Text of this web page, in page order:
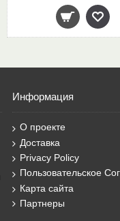
Информация
О проекте
Доставка
Privacy Policy
Пользовательское
Карта сайта
Партнеры